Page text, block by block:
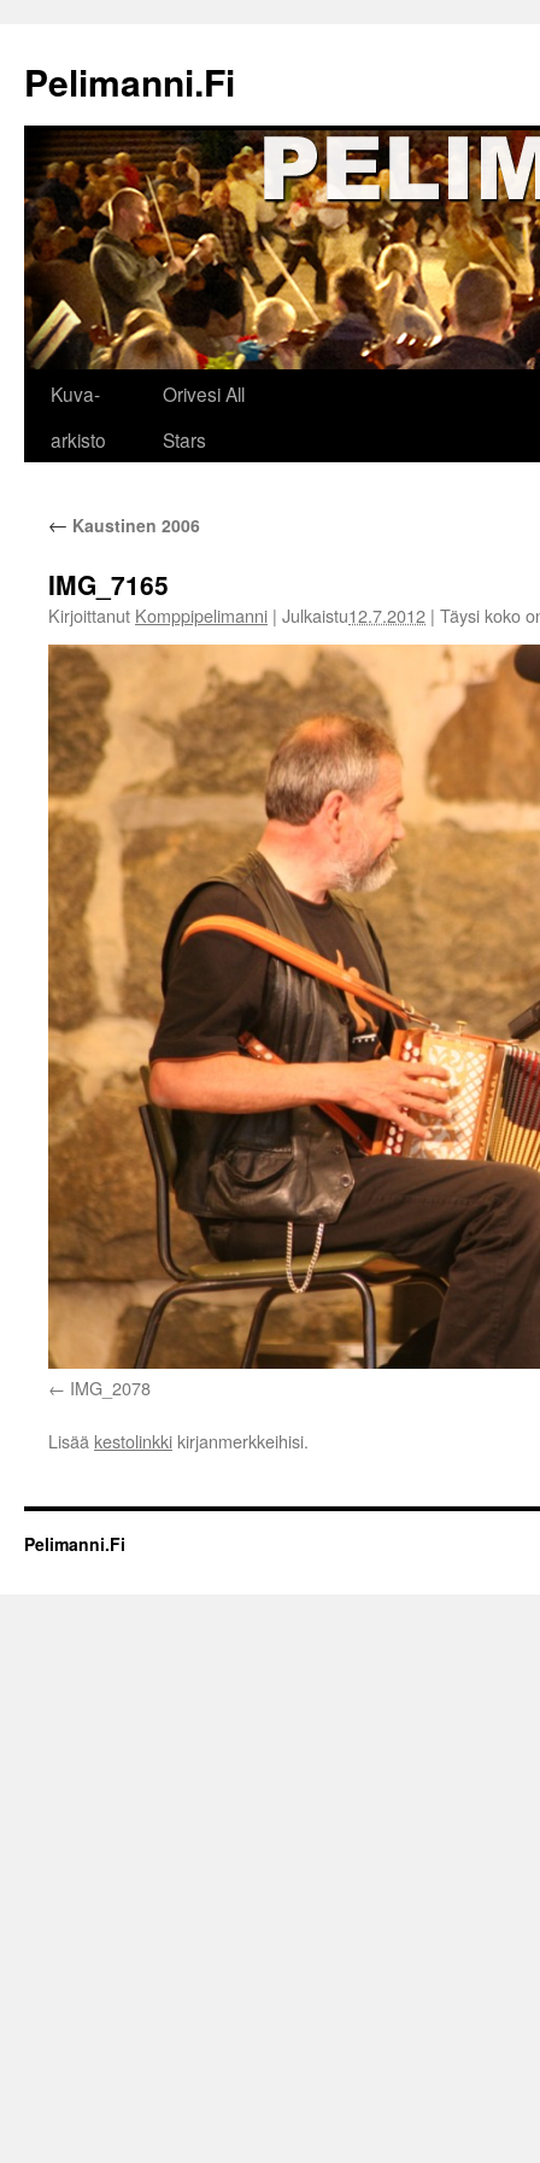
Pelimanni.Fi
Kuva-
arkisto
Orivesi All
Stars
← Kaustinen 2006
IMG_7165
Kirjoittanut Komppipelimanni | Julkaistu12.7.2012 | Täysi koko
IMG_2078
Lisää kestolinkki kirjanmerkkeihisi.
Pelimanni.Fi